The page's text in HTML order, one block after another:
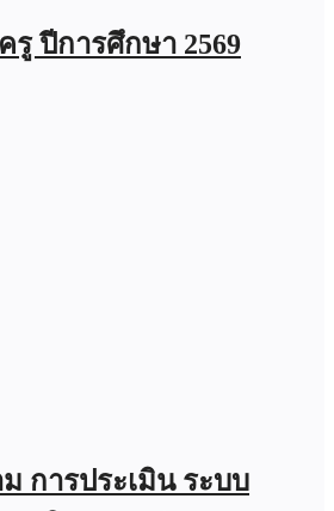
ปีการศึกษา 2569
การประเมิน ระบบ